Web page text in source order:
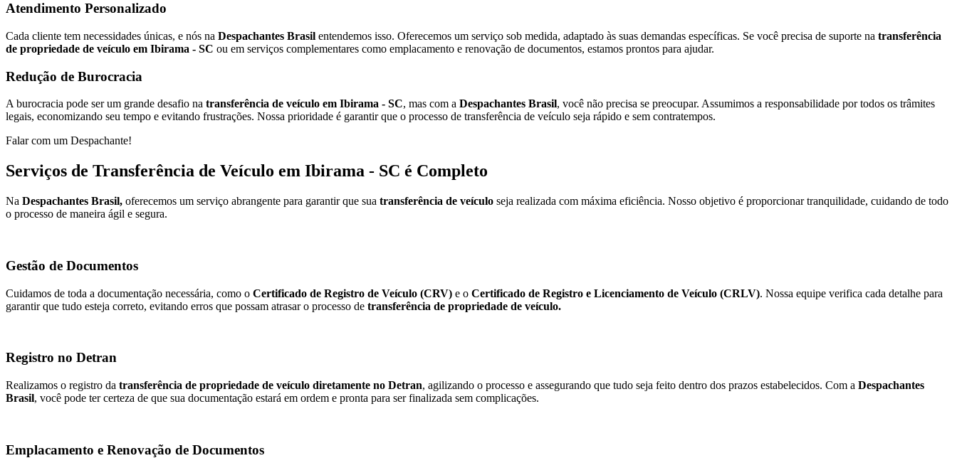
Atendimento Personalizado
Cada cliente tem necessidades únicas, e nós na Despachantes Brasil entendemos isso. Oferecemos um serviço sob medida, adaptado às suas demandas específicas. Se você precisa de suporte na transferência
de propriedade de veículo em Ibirama - SC ou em serviços complementares como emplacamento e renovação de documentos, estamos prontos para ajudar.
Redução de Burocracia
A burocracia pode ser um grande desafio na transferência de veículo em Ibirama - SC, mas com a Despachantes Brasil, você não precisa se preocupar. Assumimos a responsabilidade por todos os trâmites
legais, economizando seu tempo e evitando frustrações. Nossa prioridade é garantir que o processo de transferência de veículo seja rápido e sem contratempos.
Falar com um Despachante!
Serviços de Transferência de Veículo em Ibirama - SC é Completo
Na Despachantes Brasil, oferecemos um serviço abrangente para garantir que sua transferência de veículo seja realizada com máxima eficiência. Nosso objetivo é proporcionar tranquilidade, cuidando de todo
o processo de maneira ágil e segura.
Gestão de Documentos
Cuidamos de toda a documentação necessária, como o Certificado de Registro de Veículo (CRV) e o Certificado de Registro e Licenciamento de Veículo (CRLV). Nossa equipe verifica cada detalhe para
garantir que tudo esteja correto, evitando erros que possam atrasar o processo de transferência de propriedade de veículo.
Registro no Detran
Realizamos o registro da transferência de propriedade de veículo diretamente no Detran, agilizando o processo e assegurando que tudo seja feito dentro dos prazos estabelecidos. Com a Despachantes
Brasil, você pode ter certeza de que sua documentação estará em ordem e pronta para ser finalizada sem complicações.
Emplacamento e Renovação de Documentos